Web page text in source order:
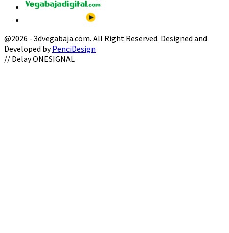
@2026 - 3dvegabaja.com. All Right Reserved. Designed and
Developed byPenciDesign
Facebook
Twitter
Instagram
Youtube
Email
// Delay ONESIGNAL